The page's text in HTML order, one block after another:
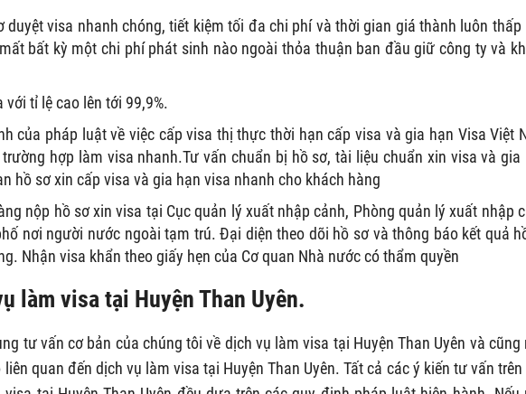
duyệt visa nhanh chóng, tiết kiệm tối đa chi phí và thời gian giá thành luôn thấp
bất kỳ một chi phí phát sinh nào ngoài thỏa thuận ban đầu giữ công ty và
với tỉ lệ cao lên tới 99,9%.
của pháp luật về việc cấp visa thị thực thời hạn cấp visa và gia hạn Visa Việt
hợp làm visa nhanh.Tư vấn chuẩn bị hồ sơ, tài liệu chuẩn xin visa và gia
hồ sơ xin cấp visa và gia hạn visa nhanh cho khách hàng
nộp hồ sơ xin visa tại Cục quản lý xuất nhập cảnh, Phòng quản lý xuất nhập
nơi người nước ngoài tạm trú. Đại diện theo dõi hồ sơ và thông báo kết quả
Nhận visa khẩn theo giấy hẹn của Cơ quan Nhà nước có thẩm quyền
làm visa tại Huyện Than Uyên.
tư vấn cơ bản của chúng tôi về dịch vụ làm visa tại Huyện Than Uyên và cũng
quan đến dịch vụ làm visa tại Huyện Than Uyên. Tất cả các ý kiến tư vấn trên